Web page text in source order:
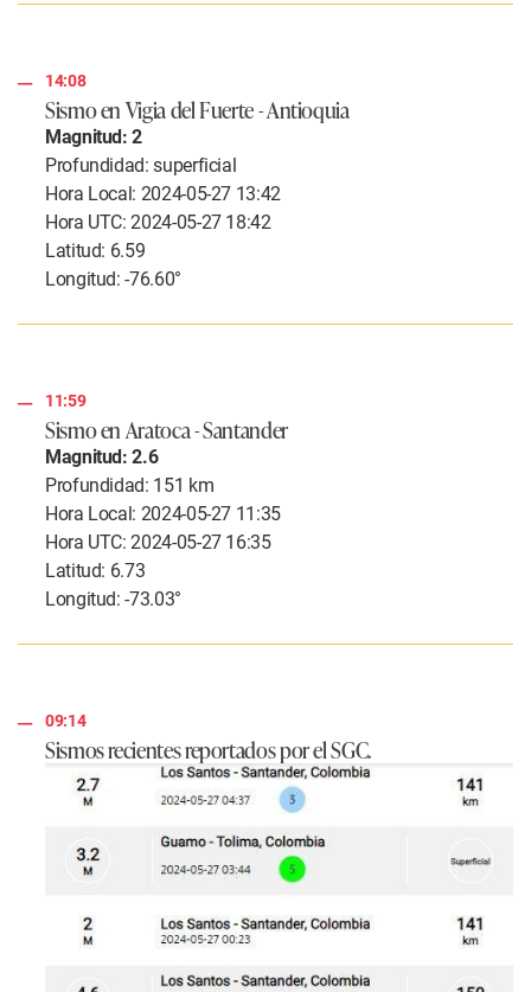
14:08
Sismo en Vigia del Fuerte - Antioquia
Magnitud: 2
Profundidad: superficial
Hora Local: 2024-05-27 13:42
Hora UTC: 2024-05-27 18:42
Latitud: 6.59
Longitud: -76.60°
11:59
Sismo en Aratoca - Santander
Magnitud: 2.6
Profundidad: 151 km
Hora Local: 2024-05-27 11:35
Hora UTC: 2024-05-27 16:35
Latitud: 6.73
Longitud: -73.03°
09:14
Sismos recientes reportados por el SGC.